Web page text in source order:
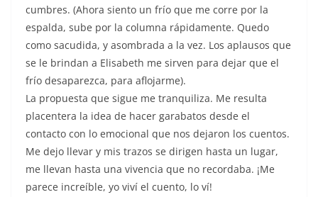
cumbres. (Ahora siento un frío que me corre por la
espalda, sube por la columna rápidamente. Quedo
como sacudida, y asombrada a la vez. Los aplausos que
se le brindan a Elisabeth me sirven para dejar que el
frío desaparezca, para aflojarme).
La propuesta que sigue me tranquiliza. Me resulta
placentera la idea de hacer garabatos desde el
contacto con lo emocional que nos dejaron los cuentos.
Me dejo llevar y mis trazos se dirigen hasta un lugar,
me llevan hasta una vivencia que no recordaba. ¡Me
parece increíble, yo viví el cuento, lo ví!